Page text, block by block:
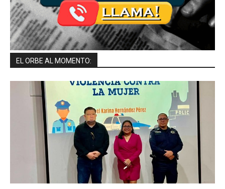
EL ORBE AL MOMENTO: